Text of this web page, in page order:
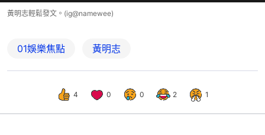
黃明志輕鬆發文。(ig@namewee)
01娛樂焦點 黃明志
4 0 0 2 1